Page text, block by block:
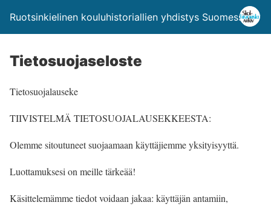
Ruotsinkielinen kouluhistoriallien yhdistys Suomessa ry
Tietosuojaseloste
Tietosuojalauseke
TIIVISTELMÄ TIETOSUOJALAUSEKKEESTA:
Olemme sitoutuneet suojaamaan käyttäjiemme yksityisyyttä.
Luottamuksesi on meille tärkeää!
Käsittelemämme tiedot voidaan jakaa: käyttäjän antamiin,